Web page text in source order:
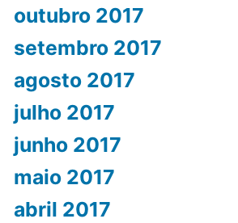
outubro 2017
setembro 2017
agosto 2017
julho 2017
junho 2017
maio 2017
abril 2017